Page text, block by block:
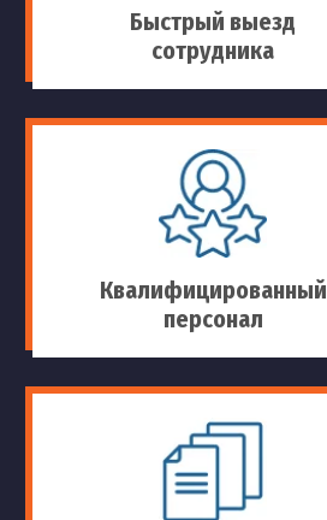
Быстрый выезд
сотрудника
Квалифицированный
персонал